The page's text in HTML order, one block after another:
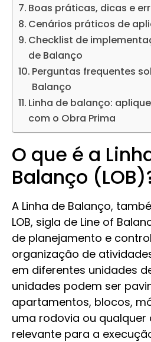
Boas práticas, dicas e
Cenários práticos de
Checklist de
de Balanço
Perguntas frequentes
Balanço
Linha de balanço:
com o Obra Prima
O que é a
Balanço
A Linha de Balanço,
LOB, sigla de Line of
de planejamento e
organização de
em diferentes unidades
unidades podem ser
apartamentos, blocos,
uma rodovia ou qualquer
relevante para a